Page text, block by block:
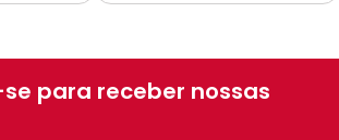
para receber nossas